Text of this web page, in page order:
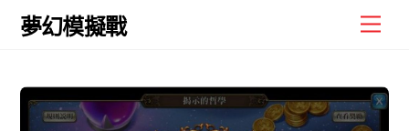
Skip
夢幻模擬戰